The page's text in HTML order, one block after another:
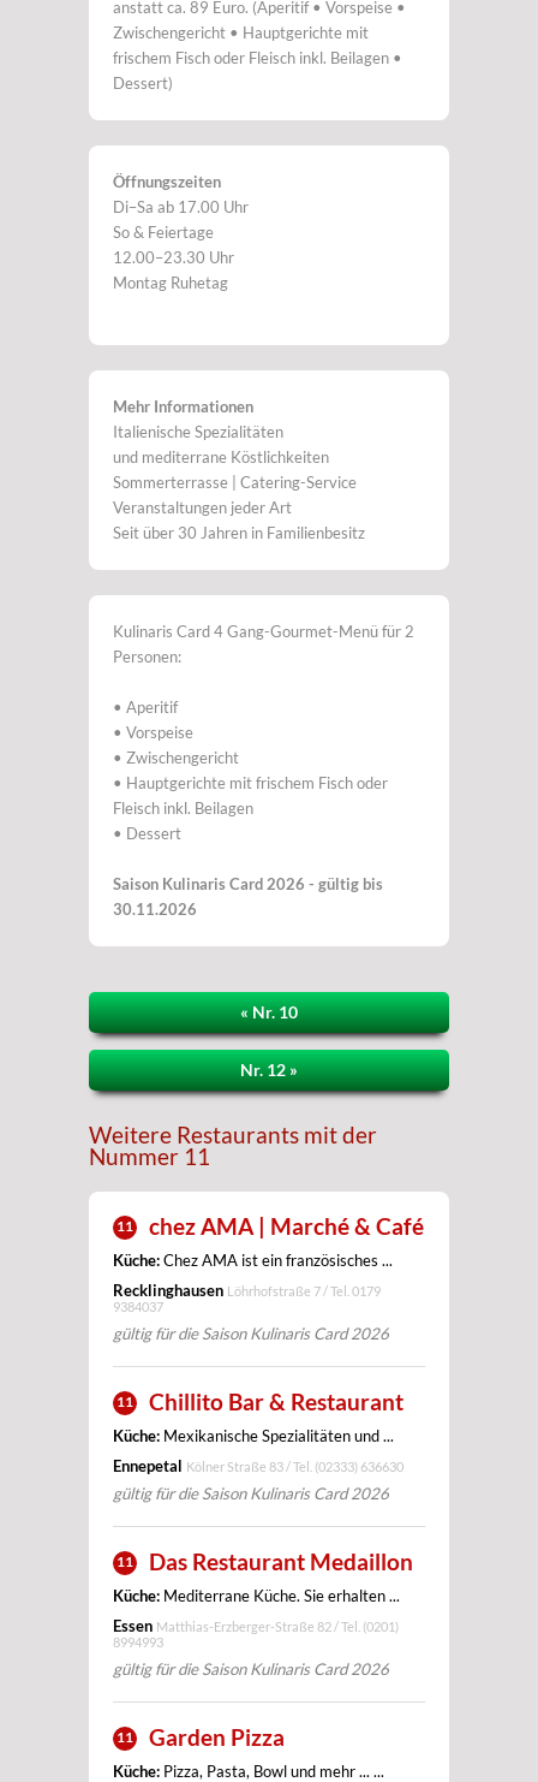
anstatt ca. 89 Euro. (Aperitif • Vorspeise •
Zwischengericht • Hauptgerichte mit
frischem Fisch oder Fleisch inkl. Beilagen •
Dessert)
Öffnungszeiten
Di–Sa ab 17.00 Uhr
So & Feiertage
12.00–23.30 Uhr
Montag Ruhetag
Mehr Informationen
Italienische Spezialitäten
und mediterrane Köstlichkeiten
Sommerterrasse | Catering-Service
Veranstaltungen jeder Art
Seit über 30 Jahren in Familienbesitz
Kulinaris Card 4 Gang-Gourmet-Menü für 2
Personen:
• Aperitif
• Vorspeise
• Zwischengericht
• Hauptgerichte mit frischem Fisch oder
Fleisch inkl. Beilagen
• Dessert
Saison Kulinaris Card 2026 - gültig bis
30.11.2026
« Nr. 10
Nr. 12 »
Weitere Restaurants mit der
Nummer 11
11 chez AMA | Marché & Café
Küche:Chez AMA ist ein französisches ...
Recklinghausen Löhrhofstraße 7 / Tel. 0179
9384037
gültig für die Saison Kulinaris Card 2026
11 Chillito Bar & Restaurant
Küche: Mexikanische Spezialitäten und ...
Ennepetal Kölner Straße 83 / Tel. (02333) 636630
gültig für die Saison Kulinaris Card 2026
11 Das Restaurant Medaillon
Küche: Mediterrane Küche. Sie erhalten ...
Essen Matthias-Erzberger-Straße 82 / Tel. (0201)
8994993
gültig für die Saison Kulinaris Card 2026
11 Garden Pizza
Küche: Pizza, Pasta, Bowl und mehr ... ...